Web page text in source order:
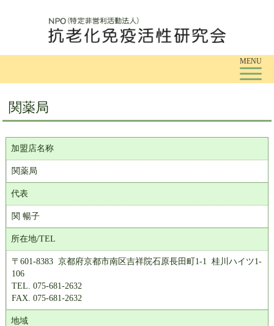
MENU
関薬局
加盟店名称
関薬局
代表
関 暢子
所在地/TEL
〒601-8383 京都府京都市南区吉祥院石原長田町1-1 桂川ハイツ1-
106
TEL. 075-681-2632
FAX. 075-681-2632
地域